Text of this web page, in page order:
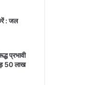
: जल
प्रभावी
50 लाख